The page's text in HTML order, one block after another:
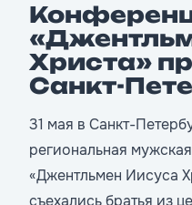
Христа»
Санкт-
31 мая в Санкт-
региональная
«Джентльмен Иисуса
съехались братья из